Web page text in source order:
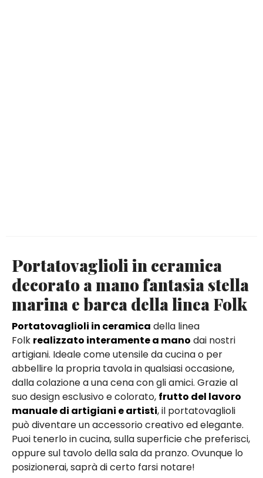
Portatovaglioli in ceramica
decorato a mano fantasia stella
marina e barca della linea Folk
Portatovaglioli in ceramica della linea
Folk realizzato interamente a mano dai nostri
artigiani. Ideale come utensile da cucina o per
abbellire la propria tavola in qualsiasi occasione,
dalla colazione a una cena con gli amici. Grazie al
suo design esclusivo e colorato, frutto del lavoro
manuale di artigiani e artisti, il portatovaglioli
può diventare un accessorio creativo ed elegante.
Puoi tenerlo in cucina, sulla superficie che preferisci,
oppure sul tavolo della sala da pranzo. Ovunque lo
posizionerai, saprà di certo farsi notare!